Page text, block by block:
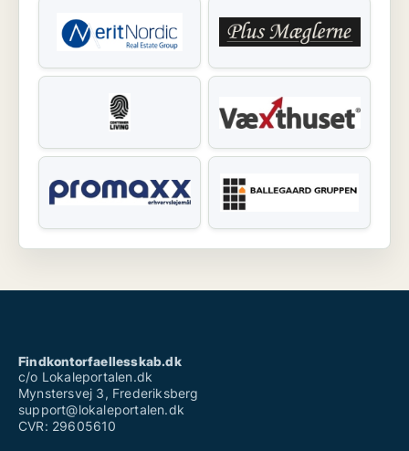
Findkontorfaellesskab.dk
c/o Lokaleportalen.dk
Mynstersvej 3, Frederiksberg
support@lokaleportalen.dk
CVR: 29605610